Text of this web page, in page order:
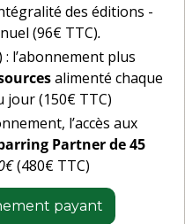
des éditions -
(96€ TTC).
: l’abonnement plus
alimenté chaque
jour (150€ TTC)
l’accès aux
Partner de 45
(480€ TTC)
payant